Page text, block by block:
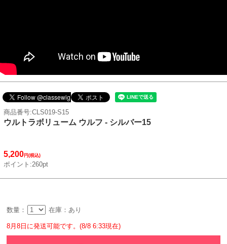
商品番号:CLS019-S15
ウルトラボリューム ウルフ - シルバー15
5,200円(税込)
ポイント:260pt
数量： 在庫：あり
8月8日に発送可能です。(8/8 6:33現在)